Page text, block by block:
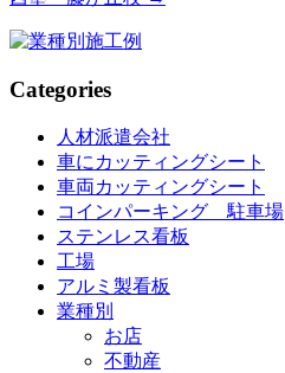
Categories
人材派遣会社
車にカッティングシート
車両カッティングシート
コインパーキング 駐車場
ステンレス看板
工場
アルミ製看板
業種別
お店
不動産